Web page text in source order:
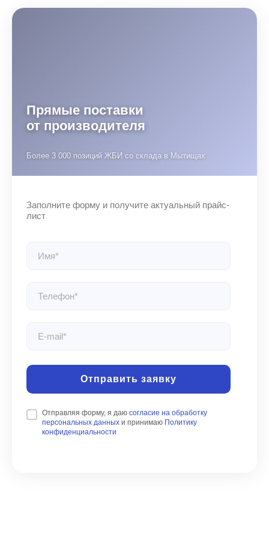
Отправить заявку
Отправляя форму, я даю согласие на обработку
персональных данных и принимаю Политику
конфиденциальности